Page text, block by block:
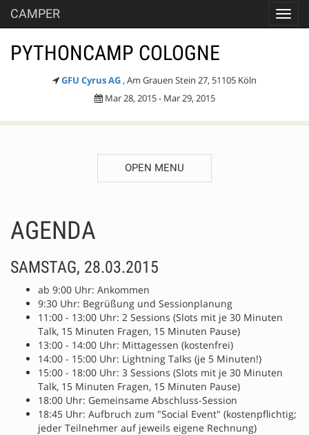
CAMPER
PYTHONCAMP COLOGNE
GFU Cyrus AG , Am Grauen Stein 27, 51105 Köln
Mar 28, 2015 - Mar 29, 2015
OPEN MENU
AGENDA
SAMSTAG, 28.03.2015
ab 9:00 Uhr: Ankommen
9:30 Uhr: Begrüßung und Sessionplanung
11:00­ - 13:00 Uhr: 2 Sessions (Slots mit je 30 Minuten
Talk, 15 Minuten Fragen, 15 Minuten Pause)
13:00 - 14:00 Uhr: Mittagessen (kostenfrei)
14:00 - 15:00 Uhr: Lightning Talks (je 5 Minuten!)
15:00 - 18:00 Uhr: 3 Sessions (Slots mit je 30 Minuten
Talk, 15 Minuten Fragen, 15 Minuten Pause)
18:00 Uhr: Gemeinsame Abschluss-Session
18:45 Uhr: Aufbruch zum "Social Event" (kostenpflichtig;
jeder Teilnehmer auf jeweils eigene Rechnung)